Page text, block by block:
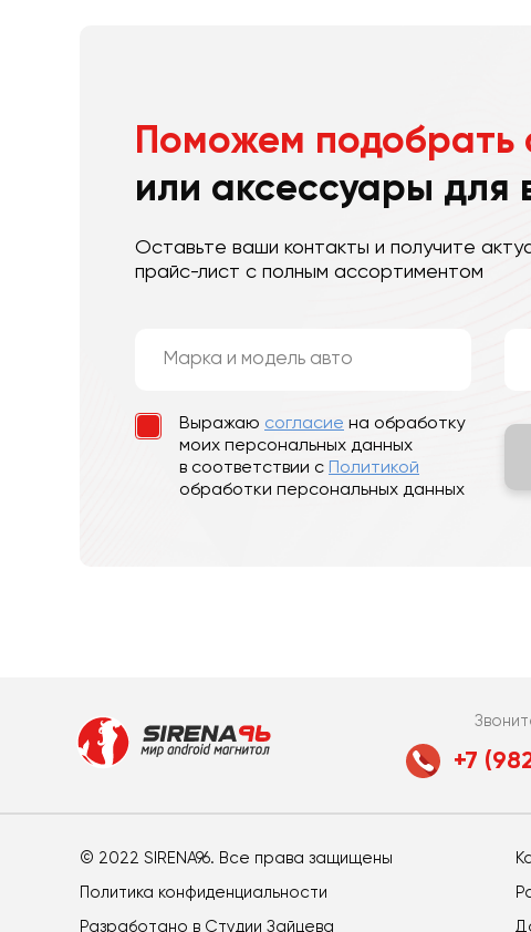
Поможем подобрать
или аксессуары для
Оставьте ваши контакты и получите
прайс-лист с полным ассортиментом
Выражаю согласие на обработку
моих персональных данных
в соответствии с Политикой
обработки персональных данных
+7
© 2022 SIRENA96. Все права защищены
Политика конфиденциальности
Разработано в Студии Зайцева